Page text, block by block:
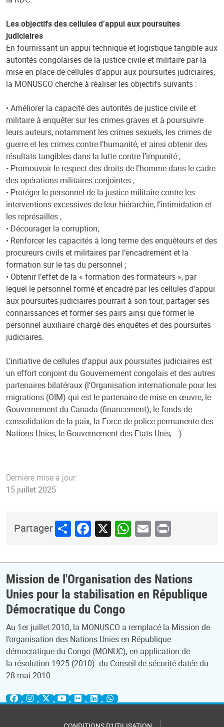
Les objectifs des cellules d’appui aux poursuites
judiciaires
En fournissant un appui technique et logistique tangible aux
autorités congolaises de la justice civile et militaire par la
mise en place de cellules d’appui aux poursuites judiciaires,
la MONUSCO cherche à réaliser les objectifs suivants :
• Améliorer la capacité des autorités de justice civile et
militaire à enquêter sur les crimes graves et à poursuivre
leurs auteurs, notamment les crimes sexuels, les crimes de
guerre et les crimes contre l’humanité, et ainsi obtenir des
résultats tangibles dans la lutte contre l’impunité ;
• Promouvoir le respect des droits de l’homme dans le cadre
des opérations militaires conjointes ;
• Protéger le personnel de la justice militaire contre les
interventions excessives de leur hiérarchie, l’intimidation et
les représailles ;
• Décourager la corruption;
• Renforcer les capacités à long terme des enquêteurs et des
procureurs civils et militaires par l’encadrement et la
formation sur le tas du personnel ;
• Obtenir l’effet de la « formation des formateurs », par
lequel le personnel formé et encadré par les cellules d’appui
aux poursuites judiciaires pourrait à son tour, partager ses
connaissances et former ses pairs ainsi que former le
personnel auxiliaire chargé des enquêtes et des poursuites
judiciaires.
L’initiative de cellules d’appui aux poursuites judiciaires est
un effort conjoint du Gouvernement congolais et des autres
partenaires bilatéraux (l’Organisation internationale pour les
migrations (OIM) qui est le partenaire de mise en œuvre, le
Gouvernement du Canada (financement), le fonds de
consolidation de la paix, la Force de police permanente des
Nations Unies, le Gouvernement des Etats-Unis, …)
Dernière mise à jour:
15 juillet 2025
PartagerShareFacebook
X WhatsApp
Email
Print
Mission de l'Organisation des Nations
Unies pour la stabilisation en République
Démocratique du Congo
Au 1er juillet 2010, la MONUSCO a remplacé la Mission de
l’organisation des Nations Unies en République
démocratique du Congo (MONUC), en application de
la résolution 1925 (2010) du Conseil de sécurité datée du
28 mai 2010.